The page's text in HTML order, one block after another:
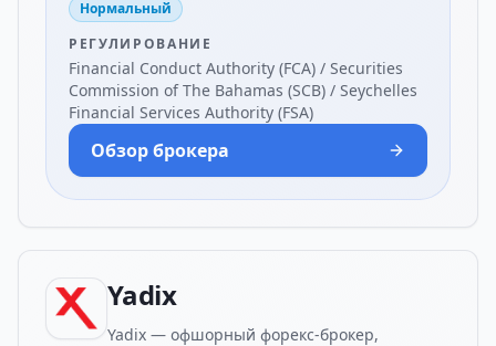
Нормальный
РЕГУЛИРОВАНИЕ
Financial Conduct Authority (FCA) / Securities
Commission of The Bahamas (SCB) / Seychelles
Financial Services Authority (FSA)
Обзор брокера
Yadix
Yadix — офшорный форекс-брокер,